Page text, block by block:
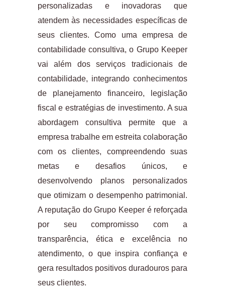
personalizadas e inovadoras que
atendem às necessidades específicas de
seus clientes. Como uma empresa de
contabilidade consultiva, o Grupo Keeper
vai além dos serviços tradicionais de
contabilidade, integrando conhecimentos
de planejamento financeiro, legislação
fiscal e estratégias de investimento. A sua
abordagem consultiva permite que a
empresa trabalhe em estreita colaboração
com os clientes, compreendendo suas
metas e desafios únicos, e
desenvolvendo planos personalizados
que otimizam o desempenho patrimonial.
A reputação do Grupo Keeper é reforçada
por seu compromisso com a
transparência, ética e excelência no
atendimento, o que inspira confiança e
gera resultados positivos duradouros para
seus clientes.